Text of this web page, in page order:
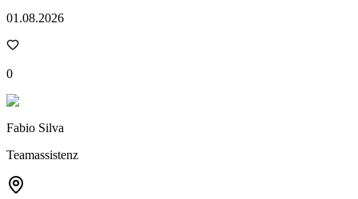
01.08.2026
0
Fabio Silva
Teamassistenz